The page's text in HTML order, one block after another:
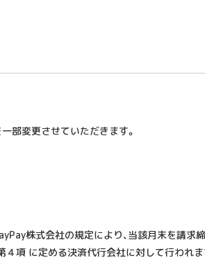
部変更させていただきます。
株式会社の規定により、当該月末を請求
４項 に定める決済代行会社に対して行われ